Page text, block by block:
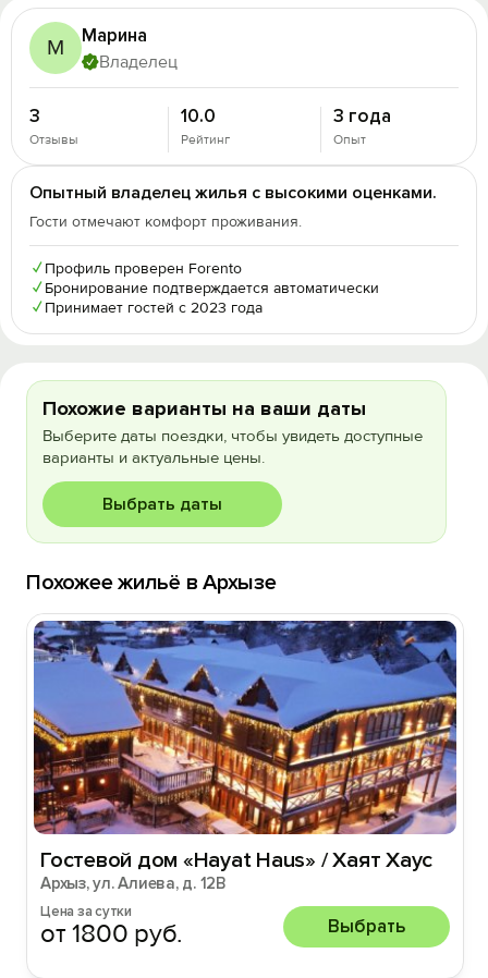
М Марина
Владелец
3
Отзывы
10.0
Рейтинг
3 года
Опыт
Опытный владелец жилья с высокими оценками.
Гости отмечают комфорт проживания.
✓ Профиль проверен Forento
✓ Бронирование подтверждается автоматически
✓ Принимает гостей с 2023 года
Похожие варианты на ваши даты
Выберите даты поездки, чтобы увидеть доступные
варианты и актуальные цены.
Выбрать даты
Похожее жильё в Архызе
Гостевой дом «Hayat Haus» / Хаят Хаус
Архыз, ул. Алиева, д. 12В
Цена за сутки
от 1800 руб. Выбрать